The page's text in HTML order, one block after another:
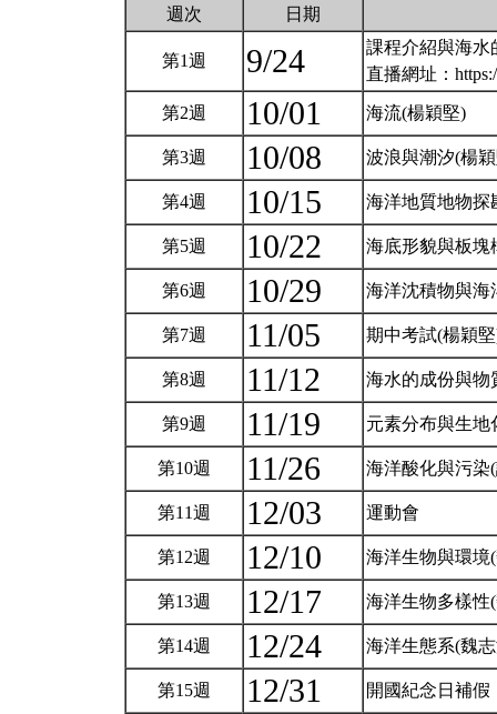
週次 日期
第1週 9/24
課程介紹與海水
直播網址：
第2週 10/01 海流(楊穎堅)
第3週 10/08 波浪與潮汐(楊
第4週 10/15 海洋地質地物
第5週 10/22 海底形貌與板
第6週 10/29 海洋沈積物與
第7週 11/05 期中考試(楊穎
第8週 11/12 海水的成份與
第9週 11/19 元素分布與生
第10週 11/26 海洋酸化與污
第11週 12/03 運動會
第12週 12/10 海洋生物與環
第13週 12/17 海洋生物多樣
第14週 12/24 海洋生態系(魏
第15週 12/31 開國紀念日補假